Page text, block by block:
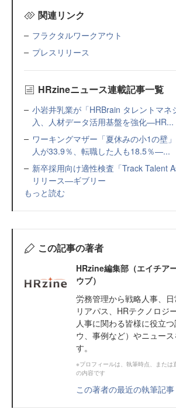
関連リンク
フラクタルワークアウト
プレスリリース
HRzineニュース連載記事一覧
小岩井乳業が「HRBrain タレントマネ
入、人材データ活用基盤を強化—HR...
ワーキングマザー「夏休みの小1の壁
人が33.9％、転職した人も18.5％—...
新卒採用向け適性検査「Track Talent
リリース—ギブリー
もっと読む
この記事の著者
HRzine編集部（エイチア
ウブ）
労務管理から戦略人事、
リアパス、HRテクノロジ
人事に関わる皆様に役立
ウ、事例など）やニュー
す。
※プロフィールは、執筆時点、または
の内容です
この著者の最近の執筆記事